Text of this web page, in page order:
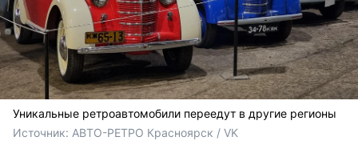
Уникальные ретроавтомобили переедут в другие регионы
Источник: АВТО-РЕТРО Красноярск / VK